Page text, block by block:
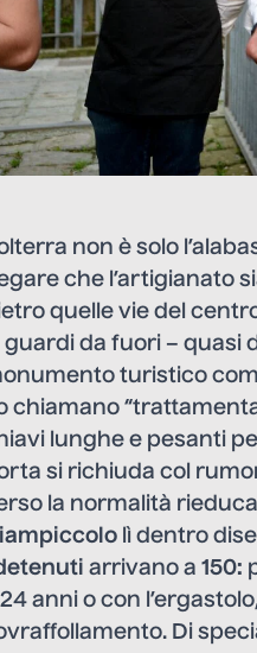
non è solo
che l’artigianato
quelle vie del
guardi da fuori – quasi
turistico
chiamano
lunghe e pesanti
si richiuda col
la normalità
lì dentro
arrivano a 150:
anni o con
Di